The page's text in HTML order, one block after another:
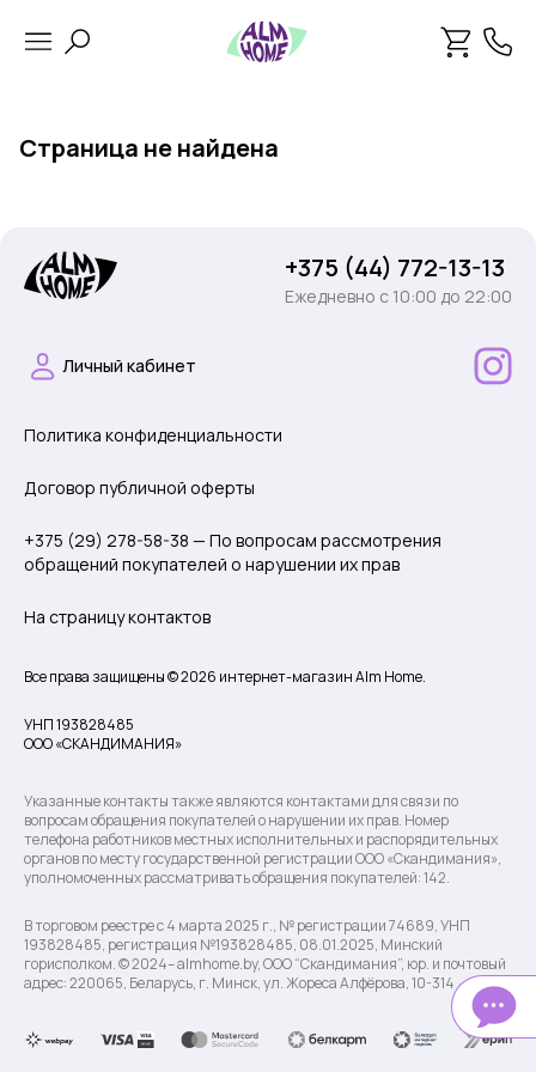
Страница не найдена
+375 (44) 772-13-13
Ежедневно c 10:00 до 22:00
Личный кабинет
Политика конфиденциальности
Договор публичной оферты
+375 (29) 278-58-38 — По вопросам рассмотрения
обращений покупателей о нарушении их прав
На страницу контактов
Все права защищены © 2026 интернет-магазин Alm Home.
УНП 193828485
ООО «СКАНДИМАНИЯ»
Указанные контакты также являются контактами для связи по
вопросам обращения покупателей о нарушении их прав. Номер
телефона работников местных исполнительных и распорядительных
органов по месту государственной регистрации ООО «Скандимания»,
уполномоченных рассматривать обращения покупателей: 142.
В торговом реестре с 4 марта 2025 г., № регистрации 74689, УНП
193828485, регистрация №193828485, 08.01.2025, Минский
горисполком. © 2024– almhome.by, ООО “Скандимания”, юр. и почтовый
адрес: 220065, Беларусь, г. Минск, ул. Жореса Алфёрова, 10-314